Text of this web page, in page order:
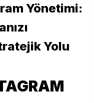
Yönetimi:
Yolu